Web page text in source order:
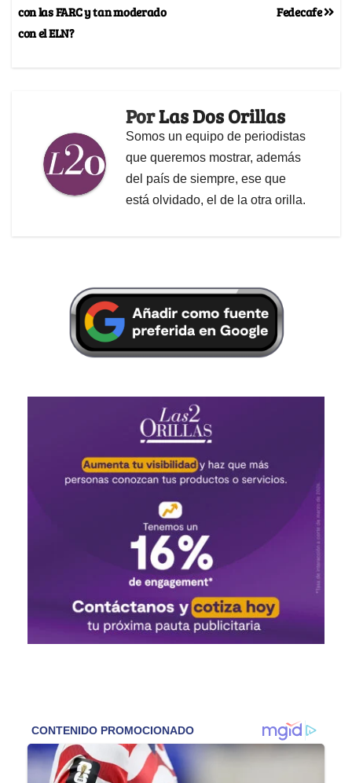
Fedecafe
con las FARC y tan moderado
con el ELN?
PorLas Dos Orillas
Somos un equipo de periodistas
que queremos mostrar, además
del país de siempre, ese que
está olvidado, el de la otra orilla.